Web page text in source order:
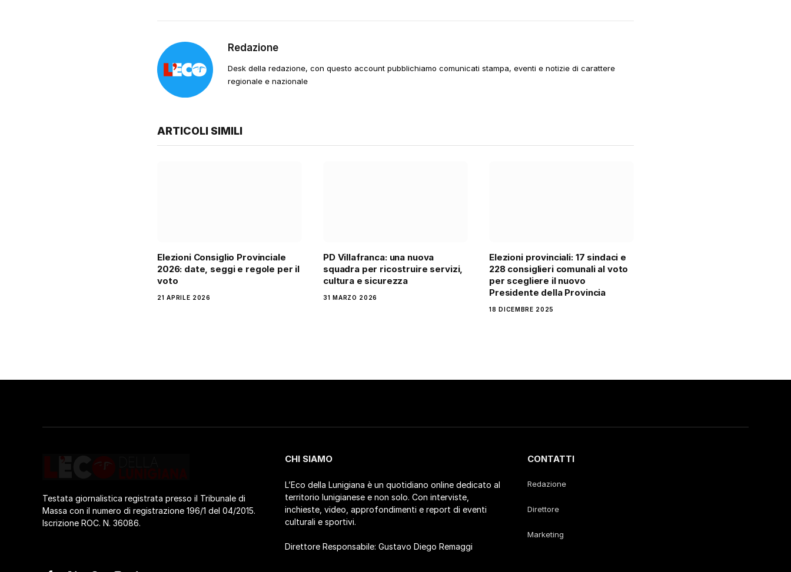
Redazione
Desk della redazione, con questo account pubblichiamo comunicati stampa, eventi e notizie di carattere
regionale e nazionale
ARTICOLI SIMILI
Elezioni Consiglio Provinciale
2026: date, seggi e regole per il
voto
21 APRILE 2026
PD Villafranca: una nuova
squadra per ricostruire servizi,
cultura e sicurezza
31 MARZO 2026
Elezioni provinciali: 17 sindaci e
228 consiglieri comunali al voto
per scegliere il nuovo
Presidente della Provincia
18 DICEMBRE 2025
Testata giornalistica registrata presso il Tribunale di
Massa con il numero di registrazione 196/1 del 04/2015.
Iscrizione ROC. N. 36086.
CHI SIAMO
L’Eco della Lunigiana è un quotidiano online dedicato al
territorio lunigianese e non solo. Con interviste,
inchieste, video, approfondimenti e report di eventi
culturali e sportivi.
Direttore Responsabile: Gustavo Diego Remaggi
CONTATTI
Redazione
Direttore
Marketing